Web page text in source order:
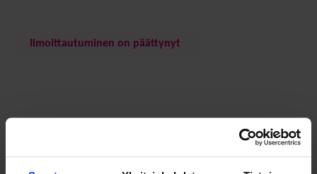
Ilmoittautuminen on päättynyt